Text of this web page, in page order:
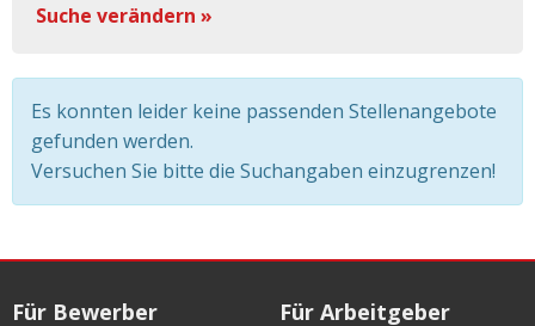
Suche verändern »
Es konnten leider keine passenden Stellenangebote
gefunden werden.
Versuchen Sie bitte die Suchangaben einzugrenzen!
Für Bewerber Für Arbeitgeber